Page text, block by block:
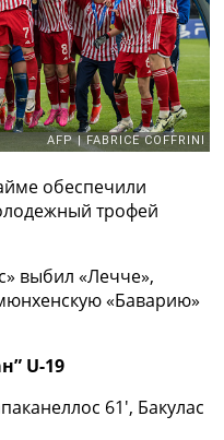
обеспечили
трофей
выбил «Лечче»,
«Баварию»
U-19
61′, Бакулас